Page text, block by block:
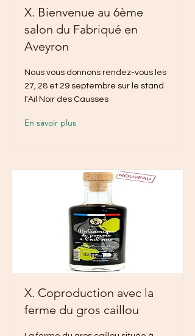
X. Bienvenue au 6ème
salon du Fabriqué en
Aveyron
Nous vous donnons rendez-vous les
27, 28 et 29 septembre sur le stand
l'Ail Noir des Causses
En savoir plus
X. Coproduction avec la
ferme du gros caillou